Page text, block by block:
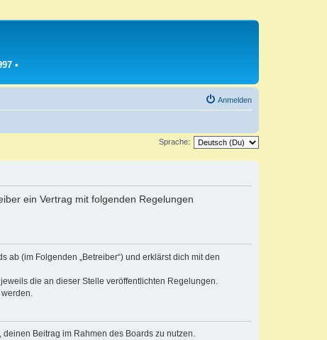
•
Anmelden
Sprache:
ein Vertrag mit folgenden Regelungen
ab (im Folgenden „Betreiber“) und erklärst dich mit den
die an dieser Stelle veröffentlichten Regelungen.
Beitrag im Rahmen des Boards zu nutzen.